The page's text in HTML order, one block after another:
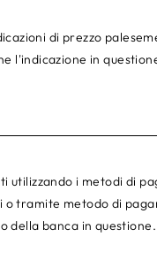
di prezzo
l'indicazione in
i metodi di
tramite metodo di
della banca in questione.